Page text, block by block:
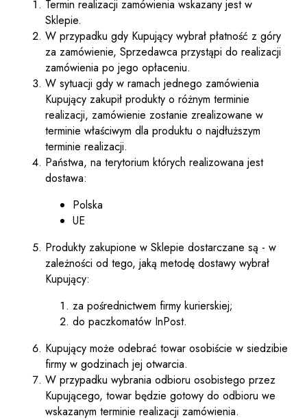
Termin realizacji zamówienia wskazany jest w
Sklepie.
W przypadku gdy Kupujący wybrał płatność z góry
za zamówienie, Sprzedawca przystąpi do realizacji
zamówienia po jego opłaceniu.
W sytuacji gdy w ramach jednego zamówienia
Kupujący zakupił produkty o różnym terminie
realizacji, zamówienie zostanie zrealizowane w
terminie właściwym dla produktu o najdłuższym
terminie realizacji.
Państwa, na terytorium których realizowana jest
dostawa:
Polska
UE
Produkty zakupione w Sklepie dostarczane są - w
zależności od tego, jaką metodę dostawy wybrał
Kupujący:
za pośrednictwem firmy kurierskiej;
do paczkomatów InPost.
Kupujący może odebrać towar osobiście w siedzibie
firmy w godzinach jej otwarcia.
W przypadku wybrania odbioru osobistego przez
Kupującego, towar będzie gotowy do odbioru we
wskazanym terminie realizacji zamówienia.